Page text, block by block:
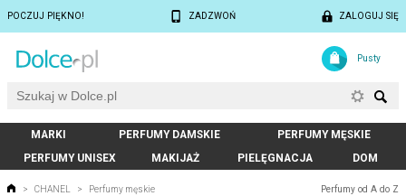
POCZUJ PIĘKNO! ZADZWOŃ ZALOGUJ SIĘ
Pusty
MARKI PERFUMY DAMSKIE
PERFUMY MĘSKIE
PERFUMY UNISEX
MAKIJAŻ PIELĘGNACJA DOM
Perfumy od A do Z
> CHANEL > Perfumy męskie